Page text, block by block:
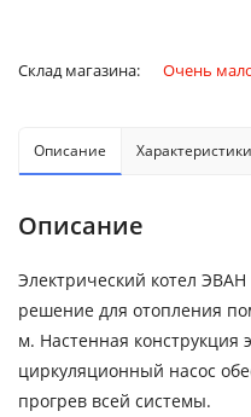
Склад магазина: Очень
Описание Характеристики
Описание
Электрический котел
решение для отопления
м. Настенная конструкция
циркуляционный насос
прогрев всей системы.